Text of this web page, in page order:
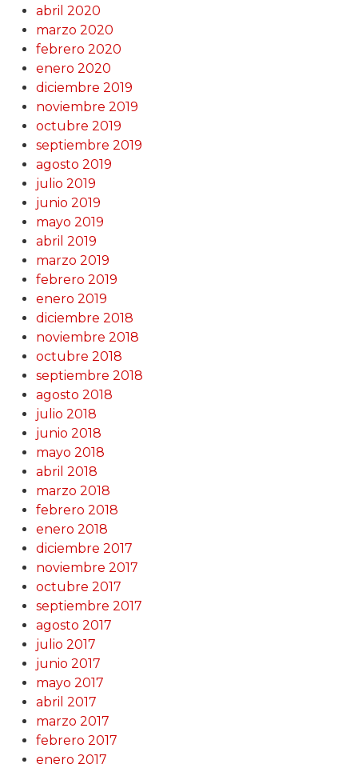
abril 2020
marzo 2020
febrero 2020
enero 2020
diciembre 2019
noviembre 2019
octubre 2019
septiembre 2019
agosto 2019
julio 2019
junio 2019
mayo 2019
abril 2019
marzo 2019
febrero 2019
enero 2019
diciembre 2018
noviembre 2018
octubre 2018
septiembre 2018
agosto 2018
julio 2018
junio 2018
mayo 2018
abril 2018
marzo 2018
febrero 2018
enero 2018
diciembre 2017
noviembre 2017
octubre 2017
septiembre 2017
agosto 2017
julio 2017
junio 2017
mayo 2017
abril 2017
marzo 2017
febrero 2017
enero 2017